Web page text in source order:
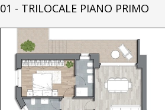
01 - TRILOCALE PIANO PRIMO